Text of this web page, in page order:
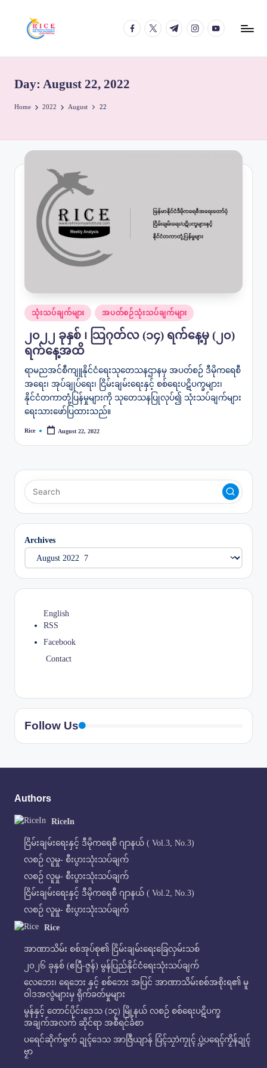
facebook.com
twitter.com
t.me instagram.com
youtube.com
Day: August 22, 2022
Home 2022 August 22
Posted
သုံးသပ်ချက်များ အပတ်စဉ်သုံးသပ်ချက်များ
၂၀၂၂ ခုနှစ် ၊ သြဂုတ်လ (၁၄) ရက်နေ့မှ (၂၀)
ရက်‌နေ့အထိ
ရာမညအင်စီကျူနိုင်ငံရေးသုတေသနဌာနမှ အပတ်စဉ် ဒီမိုကရေစီ
အရေး၊ အုပ်ချုပ်ရေး၊ ငြိမ်းချမ်းရေးနှင့် စစ်ရေးပဋိပက္ခများ၊
နိုင်ငံတကာတုံ့ပြန်မှုများကို သုတေသနပြုလုပ်၍ သုံးသပ်ချက်များ
ရေးသားဖော်ပြထားသည်။
Posted
Rice August 22, 2022
Archives
English
RSS
Facebook
Contact
Follow Us
Authors
RiceIn
ငြိမ်းချမ်းရေးနှင့် ဒီမိုကရေစီ ဂျာနယ် ( Vol.3, No.3)
လစဉ် လူမှု- စီးပွားသုံးသပ်ချက်
လစဉ် လူမှု- စီးပွားသုံးသပ်ချက်
ငြိမ်းချမ်းရေးနှင့် ဒီမိုကရေစီ ဂျာနယ် ( Vol.2, No.3)
လစဉ် လူမှု- စီးပွားသုံးသပ်ချက်
Rice
အာဏာသိမ်း စစ်အုပ်စု၏ ငြိမ်းချမ်းရေးခြေလှမ်းသစ်
၂၀၂၆ ခုနှစ် (ဧပြီ-ဇွန်) မွန်ပြည်နိုင်ငံရေးသုံးသပ်ချက်
လေဘေး၊ ရေဘေး နှင့် စစ်ဘေး အပြင် အာဏာသိမ်းစစ်အစိုးရ၏ မူ
ဝါဒအလွဲများမှ ရိုက်ခတ်မှုများ
မွန်နှင့် တောင်ပိုင်းဒေသ (၁၄) မြို့နယ် လစဉ် စစ်ရေးပဋိပက္ခ
အချက်အလက် ဆိုင်ရာ အစီရင်ခံစာ
ပရေင်ဆိုက်ဗ္ဒက် ဍုၚ်ဒေသ အာဇြဳယျာန် ပြံၚ်သၠာဲကၠုၚ် ပ္ဍဲပရေၚ်ကၟိန်ဍုၚ်
ဗၟာ